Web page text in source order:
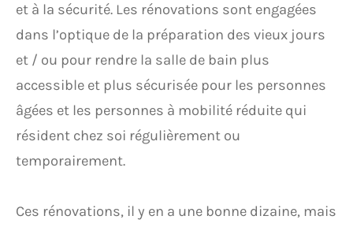
et à la sécurité. Les rénovations sont engagées
dans l’optique de la préparation des vieux jours
et / ou pour rendre la salle de bain plus
accessible et plus sécurisée pour les personnes
âgées et les personnes à mobilité réduite qui
résident chez soi régulièrement ou
temporairement.
Ces rénovations, il y en a une bonne dizaine, mais